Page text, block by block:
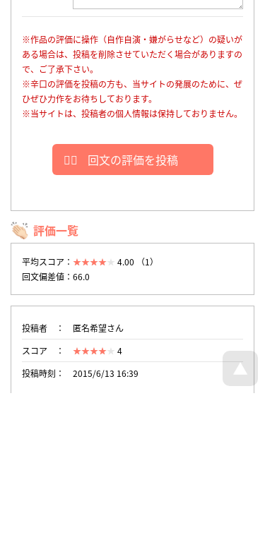
※作品の評価に操作（自作自演・嫌がらせなど）の疑いが
ある場合は、投稿を削除させていただく場合がありますの
で、ご了承下さい。
※辛口の評価を投稿の方も、当サイトの発展のために、ぜ
ひぜひ力作をお待ちしております。
※当サイトは、投稿者の個人情報は保持しておりません。
回文の評価を投稿
評価一覧
平均スコア：
4.00 （1）
回文偏差値：66.0
投稿者
匿名希望さん
スコア
4
投稿時刻
2015/6/13 16:39